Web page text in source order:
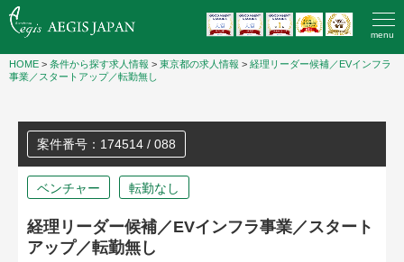
menu
HOME > 条件から探す求人情報 > 東京都の求人情報 > 経理リーダー候補／EVインフラ
事業／スタートアップ／転勤無し
案件番号：174514 / 088
ベンチャー 転勤なし
経理リーダー候補／EVインフラ事業／スタート
アップ／転勤無し